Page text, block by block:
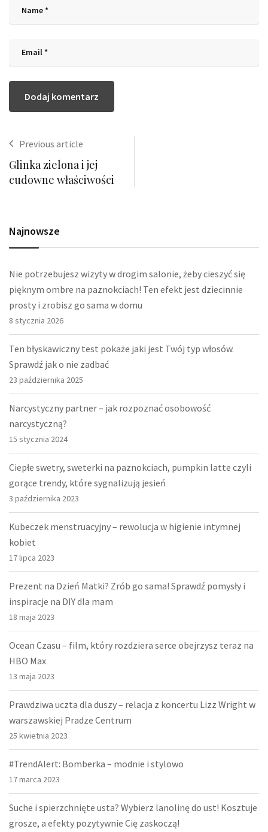
Previous article
Glinka zielona i jej
cudowne właściwości
Najnowsze
Nie potrzebujesz wizyty w drogim salonie, żeby cieszyć się
pięknym ombre na paznokciach! Ten efekt jest dziecinnie
prosty i zrobisz go sama w domu
8 stycznia 2026
Ten błyskawiczny test pokaże jaki jest Twój typ włosów.
Sprawdź jak o nie zadbać
23 października 2025
Narcystyczny partner – jak rozpoznać osobowość
narcystyczną?
15 stycznia 2024
Ciepłe swetry, sweterki na paznokciach, pumpkin latte czyli
gorące trendy, które sygnalizują jesień
3 października 2023
Kubeczek menstruacyjny – rewolucja w higienie intymnej
kobiet
17 lipca 2023
Prezent na Dzień Matki? Zrób go sama! Sprawdź pomysły i
inspiracje na DIY dla mam
18 maja 2023
Ocean Czasu – film, który rozdziera serce obejrzysz teraz na
HBO Max
13 maja 2023
Prawdziwa uczta dla duszy – relacja z koncertu Lizz Wright w
warszawskiej Pradze Centrum
25 kwietnia 2023
#TrendAlert: Bomberka – modnie i stylowo
17 marca 2023
Suche i spierzchnięte usta? Wybierz lanolinę do ust! Kosztuje
grosze, a efekty pozytywnie Cię zaskoczą!